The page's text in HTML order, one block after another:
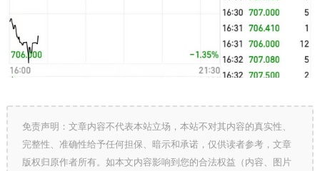
免责声明：文章内容不代表本站立场，本站不对其内容的真实性、
完整性、准确性给予任何担保、暗示和承诺，仅供读者参考，文章
版权归原作者所有。如本文内容影响到您的合法权益（内容、图片